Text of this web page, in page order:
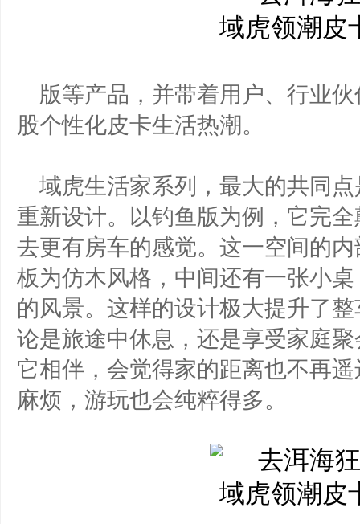
版等产品，并带着用户、行业
股个性化皮卡生活热潮。
域虎生活家系列，最大的共同
重新设计。以钓鱼版为例，它完
去更有房车的感觉。这一空间的
板为仿木风格，中间还有一张小
的风景。这样的设计极大提升了
论是旅途中休息，还是享受家庭
它相伴，会觉得家的距离也不再
麻烦，游玩也会纯粹得多。